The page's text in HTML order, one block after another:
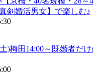
剣婚活男女】で楽しむ♪
土)梅田14:00～既婚者